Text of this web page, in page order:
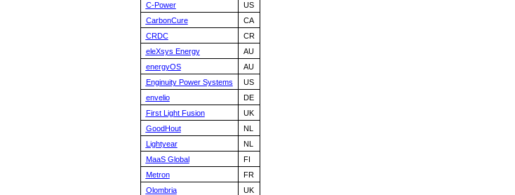
C-Power
US
CarbonCure
CA
CRDC
CR
eleXsys Energy
AU
energyOS
AU
Enginuity Power Systems
US
envelio
DE
First Light Fusion
UK
GoodHout
NL
Lightyear
NL
MaaS Global
FI
Metron
FR
Olombria
UK